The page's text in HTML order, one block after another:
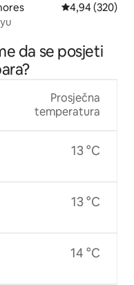
Prosječna
4,94 (320)
da se posjeti
Prosječna
temperatura
13 °C
13 °C
14 °C